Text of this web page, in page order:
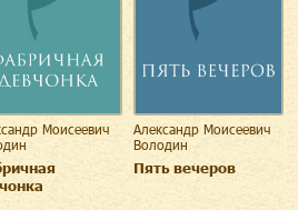
Моисеевич
Александр Моисеевич
Володин
Пять вечеров